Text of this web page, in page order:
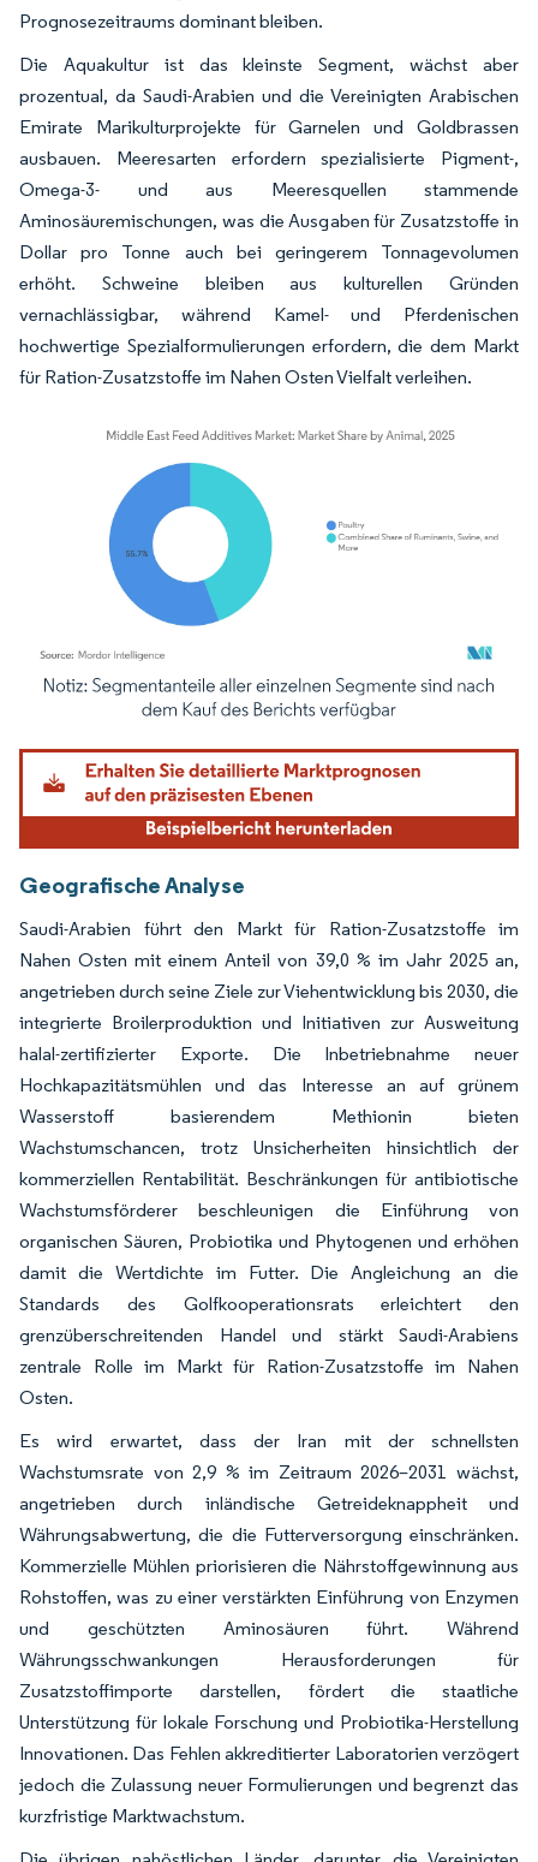
Prognosezeitraums dominant bleiben.
Die Aquakultur ist das kleinste Segment, wächst aber
prozentual, da Saudi-Arabien und die Vereinigten Arabischen
Emirate Marikulturprojekte für Garnelen und Goldbrassen
ausbauen. Meeresarten erfordern spezialisierte Pigment-,
Omega-3- und aus Meeresquellen stammende
Aminosäuremischungen, was die Ausgaben für Zusatzstoffe in
Dollar pro Tonne auch bei geringerem Tonnagevolumen
erhöht. Schweine bleiben aus kulturellen Gründen
vernachlässigbar, während Kamel- und Pferdenischen
hochwertige Spezialformulierungen erfordern, die dem Markt
für Ration-Zusatzstoffe im Nahen Osten Vielfalt verleihen.
Bild © Mordor Intelligence. Wiederverwendung erfordert Namensnennung
Geografische Analyse
Saudi-Arabien führt den Markt für Ration-Zusatzstoffe im
Nahen Osten mit einem Anteil von 39,0 % im Jahr 2025 an,
angetrieben durch seine Ziele zur Viehentwicklung bis 2030, die
integrierte Broilerproduktion und Initiativen zur Ausweitung
halal-zertifizierter Exporte. Die Inbetriebnahme neuer
Hochkapazitätsmühlen und das Interesse an auf grünem
Wasserstoff basierendem Methionin bieten
Wachstumschancen, trotz Unsicherheiten hinsichtlich der
kommerziellen Rentabilität. Beschränkungen für antibiotische
Wachstumsförderer beschleunigen die Einführung von
organischen Säuren, Probiotika und Phytogenen und erhöhen
damit die Wertdichte im Futter. Die Angleichung an die
Standards des Golfkooperationsrats erleichtert den
grenzüberschreitenden Handel und stärkt Saudi-Arabiens
zentrale Rolle im Markt für Ration-Zusatzstoffe im Nahen
Osten.
Es wird erwartet, dass der Iran mit der schnellsten
Wachstumsrate von 2,9 % im Zeitraum 2026–2031 wächst,
angetrieben durch inländische Getreideknappheit und
Währungsabwertung, die die Futterversorgung einschränken.
Kommerzielle Mühlen priorisieren die Nährstoffgewinnung aus
Rohstoffen, was zu einer verstärkten Einführung von Enzymen
und geschützten Aminosäuren führt. Während
Währungsschwankungen Herausforderungen für
Zusatzstoffimporte darstellen, fördert die staatliche
Unterstützung für lokale Forschung und Probiotika-Herstellung
Innovationen. Das Fehlen akkreditierter Laboratorien verzögert
jedoch die Zulassung neuer Formulierungen und begrenzt das
kurzfristige Marktwachstum.